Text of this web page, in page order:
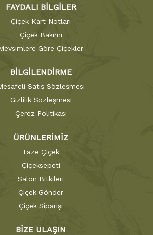
FAYDALI BİLGİLER
Çiçek Kart Notları
Çiçek Bakımı
Göre Çiçekler
BİLGİLENDİRME
Satış Sözleşmesi
Gizlilik Sözleşmesi
Çerez Politikası
ÜRÜNLERİMİZ
Taze Çiçek
Çiçeksepeti
Salon Bitkileri
Çiçek Gönder
Çiçek Siparişi
BİZE ULAŞIN